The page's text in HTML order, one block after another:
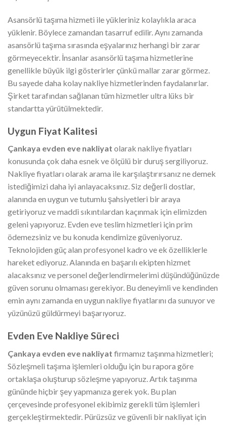
Asansörlü taşıma hizmeti ile yükleriniz kolaylıkla araca
yüklenir. Böylece zamandan tasarruf edilir. Aynı zamanda
asansörlü taşıma sırasında eşyalarınız herhangi bir zarar
görmeyecektir. İnsanlar asansörlü taşıma hizmetlerine
genellikle büyük ilgi gösterirler çünkü mallar zarar görmez.
Bu sayede daha kolay nakliye hizmetlerinden faydalanırlar.
Şirket tarafından sağlanan tüm hizmetler ultra lüks bir
standartta yürütülmektedir.
Uygun Fiyat Kalitesi
Çankaya evden eve nakliyat olarak nakliye fiyatları
konusunda çok daha esnek ve ölçülü bir duruş sergiliyoruz.
Nakliye fiyatları olarak arama ile karşılaştırırsanız ne demek
istediğimizi daha iyi anlayacaksınız. Siz değerli dostlar,
alanında en uygun ve tutumlu şahsiyetleri bir araya
getiriyoruz ve maddi sıkıntılardan kaçınmak için elimizden
geleni yapıyoruz. Evden eve teslim hizmetleri için prim
ödemezsiniz ve bu konuda kendimize güveniyoruz.
Teknolojiden güç alan profesyonel kadro ve ek özelliklerle
hareket ediyoruz. Alanında en başarılı ekipten hizmet
alacaksınız ve personel değerlendirmelerimi düşündüğünüzde
güven sorunu olmaması gerekiyor. Bu deneyimli ve kendinden
emin aynı zamanda en uygun nakliye fiyatlarını da sunuyor ve
yüzünüzü güldürmeyi başarıyoruz.
Evden Eve Nakliye Süreci
Çankaya evden eve nakliyat firmamız taşınma hizmetleri;
Sözleşmeli taşıma işlemleri olduğu için bu rapora göre
ortaklaşa oluşturup sözleşme yapıyoruz. Artık taşınma
gününde hiçbir şey yapmanıza gerek yok. Bu plan
çerçevesinde profesyonel ekibimiz gerekli tüm işlemleri
gerçekleştirmektedir. Pürüzsüz ve güvenli bir nakliyat için